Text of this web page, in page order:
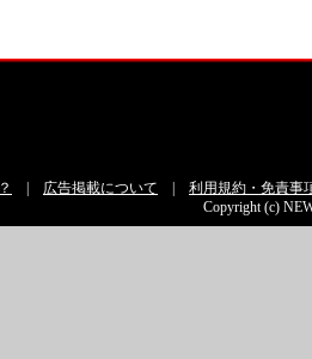
広告掲載について
利用規約・免責事
Copyright (c)